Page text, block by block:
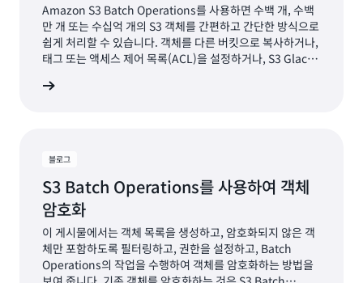
Amazon S3 Batch Operations를 사용하면 수백 개, 수백
만 개 또는 수십억 개의 S3 객체를 간편하고 간단한 방식으로
쉽게 처리할 수 있습니다. 객체를 다른 버킷으로 복사하거나,
태그 또는 액세스 제어 목록(ACL)을 설정하거나, S3 Glacier
간접 호출할 수 있습니다.
블로그
S3 Batch Operations를 사용하여 객체
암호화
이 게시물에서는 객체 목록을 생성하고, 암호화되지 않은 객
체만 포함하도록 필터링하고, 권한을 설정하고, Batch
Operations의 작업을 수행하여 객체를 암호화하는 방법을